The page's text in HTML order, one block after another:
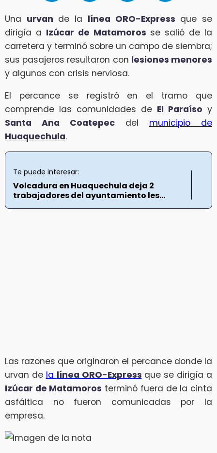
Una urvan de la línea ORO-Express que se
dirigía a Izúcar de Matamoros se salió de la
carretera y terminó sobre un campo de siembra;
sus pasajeros resultaron con lesiones menores
y algunos con crisis nerviosa.
El percance se registró en el tramo que
comprende las comunidades de El Paraíso y
Santa Ana Coatepec del municipio de
Huaquechula.
Te puede interesar:
Volcadura en Huaquechula deja 2
trabajadores del ayuntamiento les...
Las razones que originaron el percance donde la
urvan de la línea ORO-Express que se dirigía a
Izúcar de Matamoros terminó fuera de la cinta
asfáltica no fueron comunicadas por la
empresa.